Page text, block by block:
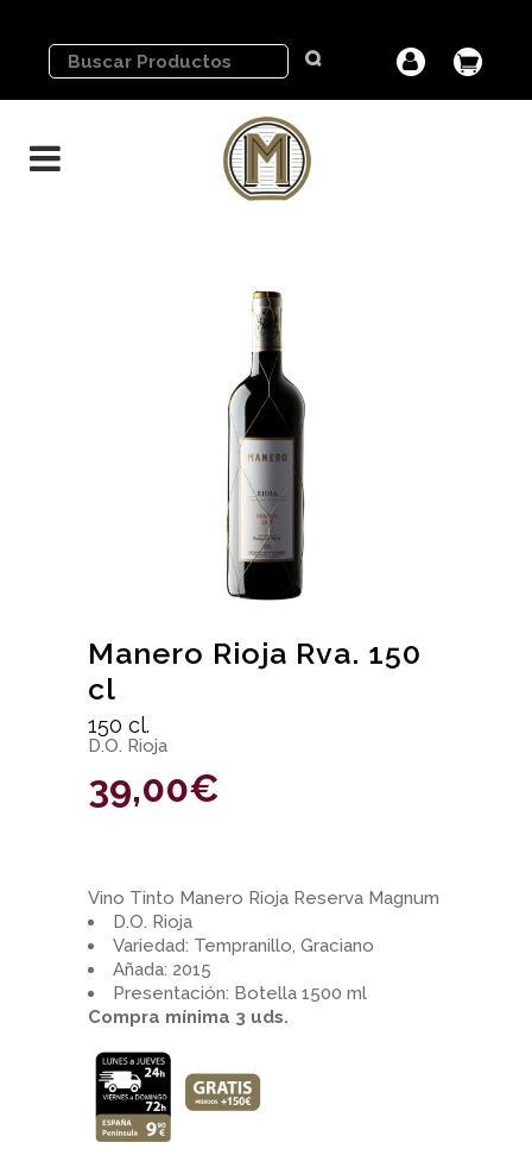
Manero Rioja Rva. 150
cl
150 cl.
D.O. Rioja
39,00€
Vino Tinto Manero Rioja Reserva Magnum
D.O. Rioja
Variedad: Tempranillo, Graciano
Añada: 2015
Presentación: Botella 1500 ml
Compra mínima 3 uds.